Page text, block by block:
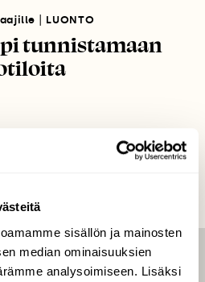
sisällön ja mainosten
median ominaisuuksien
analysoimiseen. Lisäksi
LUONTO
tunnistamaan
LEHTI